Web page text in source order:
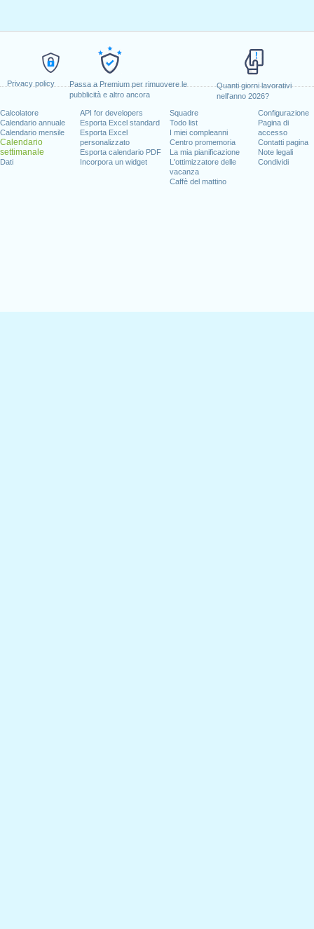
Privacy policy
Passa a Premium per rimuovere le
pubblicità e altro ancora
Quanti giorni lavorativi
nell'anno 2026?
Calcolatore
Calendario annuale
Calendario mensile
Calendario
settimanale
Dati
API for developers
Esporta Excel standard
Esporta Excel
personalizzato
Esporta calendario PDF
Incorpora un widget
Squadre
Todo list
I miei compleanni
Centro promemoria
La mia pianificazione
L'ottimizzatore delle
vacanza
Caffè del mattino
Configurazione
Pagina di
accesso
Contatti pagina
Note legali
Condividi